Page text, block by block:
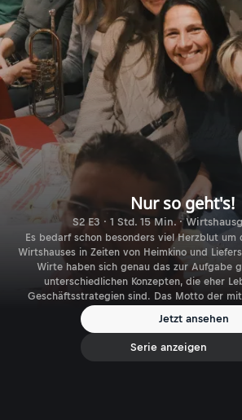
Nur so geht's!
S2 E3 · 1 Std. 15 Min. ·
Es bedarf schon besonders viel Herzblut um
Wirtshauses in Zeiten von Heimkino und
Wirte haben sich genau das zur Aufgabe
unterschiedlichen Konzepten, die eher
Geschäftsstrategien sind. Das Motto der mit
aktiven Wirtin Österreichs wiederum war:
sein!“. Mit dieser Einstellung und ihrem Ehrgeiz hat sie
zwischenzeitlich
Jetzt ansehen
Serie anzeigen